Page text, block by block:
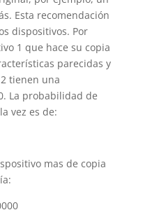
Esta recomendación
dispositivos. Por
1 que hace su copia
parecidas y
tienen una
La probabilidad de
vez es de:
mas de copia